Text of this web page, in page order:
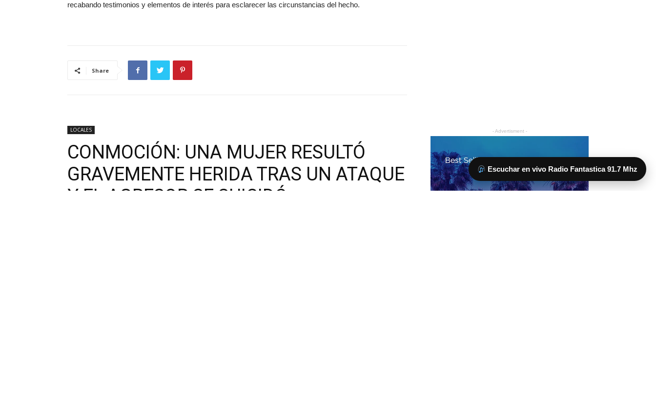
Escuchar en vivo Radio Fantastica 91.7 Mhz
recabando testimonios y elementos de interés para esclarecer las circunstancias del hecho.
Share